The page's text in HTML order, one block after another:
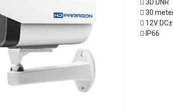
 12V
 IP66